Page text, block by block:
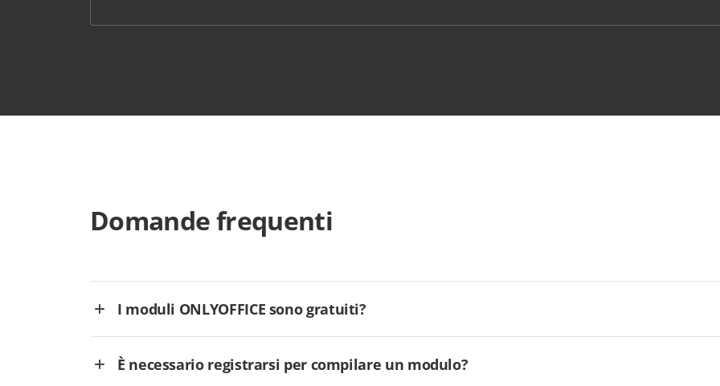
Domande frequenti
I moduli ONLYOFFICE sono gratuiti?
È necessario registrarsi per compilare un modulo?